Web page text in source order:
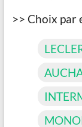
>> Choix par